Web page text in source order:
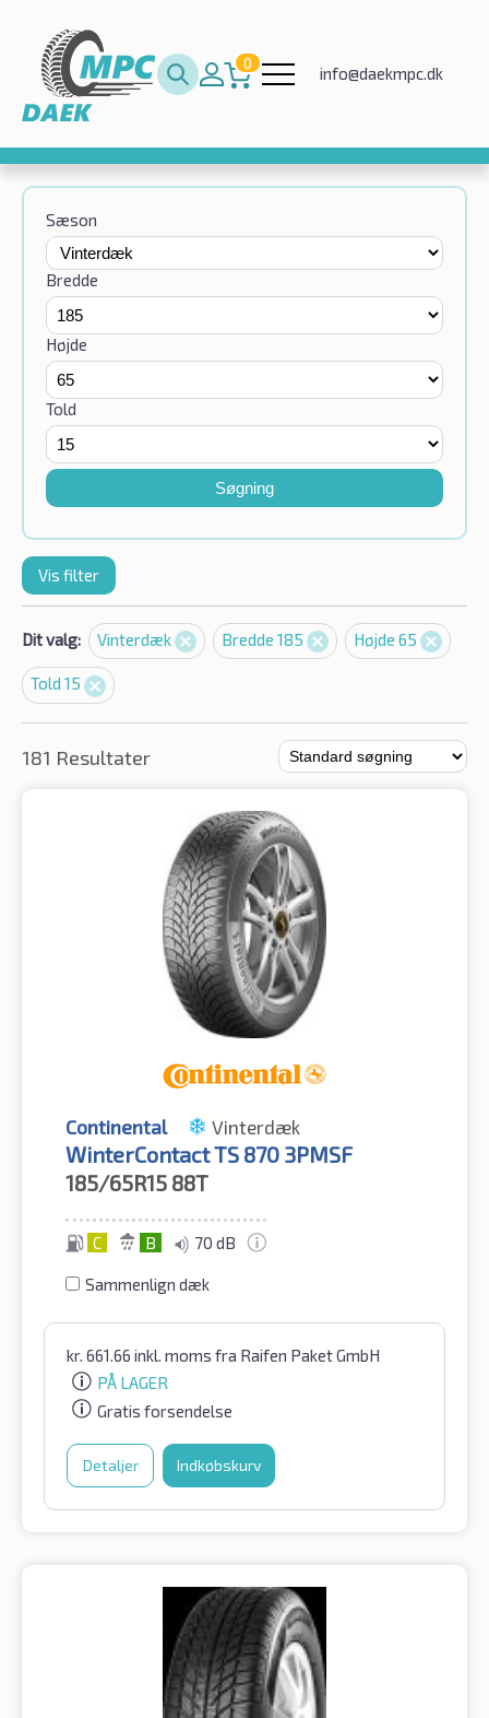
0
info@daekmpc.dk
Sæson
Bredde
Højde
Told
Søgning
Vis filter
Dit valg: Vinterdæk Bredde 185 Højde 65
Told 15
181 Resultater
Continental Vinterdæk
WinterContact TS 870 3PMSF
185/65R15 88T
C B 70 dB
Sammenlign dæk
kr. 661.66 inkl. moms fra Raifen Paket GmbH
PÅ LAGER
Gratis forsendelse
Detaljer Indkøbskurv